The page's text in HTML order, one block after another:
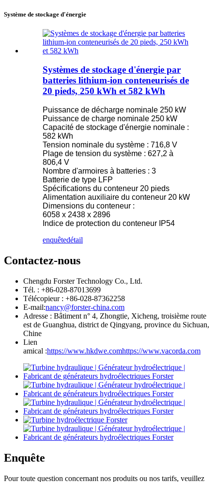
Système de stockage d'énergie
Systèmes de stockage d'énergie par
batteries lithium-ion conteneurisés de
20 pieds, 250 kWh et 582 kWh
Puissance de décharge nominale 250 kW
Puissance de charge nominale 250 kW
Capacité de stockage d'énergie nominale :
582 kWh
Tension nominale du système : 716,8 V
Plage de tension du système : 627,2 à
806,4 V
Nombre d'armoires à batteries : 3
Batterie de type LFP
Spécifications du conteneur 20 pieds
Alimentation auxiliaire du conteneur 20 kW
Dimensions du conteneur :
6058 x 2438 x 2896
Indice de protection du conteneur IP54
enquêtedétail
Contactez-nous
Chengdu Forster Technology Co., Ltd.
Tél. : +86-028-87013699
Télécopieur : +86-028-87362258
E-mail:nancy@forster-china.com
Adresse : Bâtiment n° 4, Zhongtie, Xicheng, troisième route
est de Guanghua, district de Qingyang, province du Sichuan,
Chine
Lien
amical :https://www.hkdwe.comhttps://www.vacorda.com
Enquête
Pour toute question concernant nos produits ou nos tarifs, veuillez